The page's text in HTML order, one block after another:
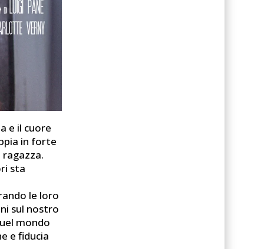
e il cuore
in forte
sta
le loro
sul nostro
mondo
e fiducia